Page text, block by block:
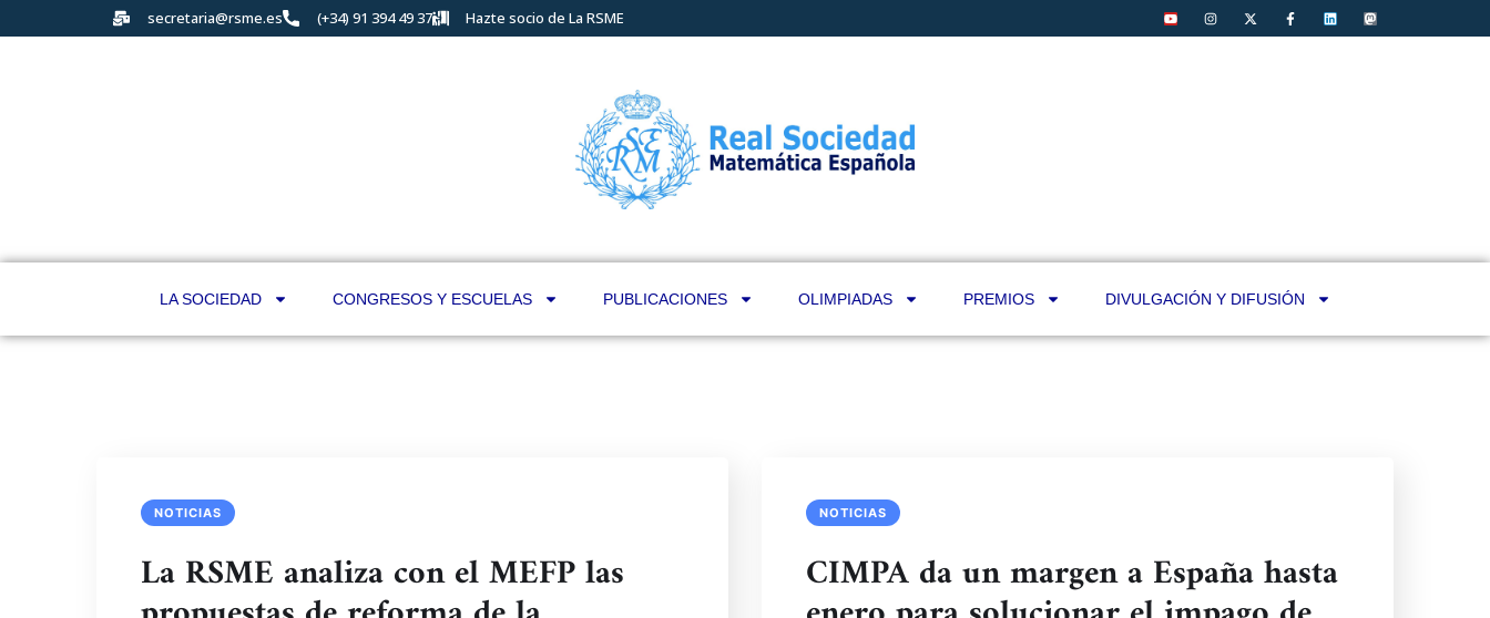
secretaria@rsme.es (+34) 91 394 49 37 Hazte socio de La RSME
LA SOCIEDAD CONGRESOS Y ESCUELAS PUBLICACIONES OLIMPIADAS PREMIOS DIVULGACIÓN Y DIFUSIÓN
NOTICIAS
La RSME analiza con el MEFP las
NOTICIAS
CIMPA da un margen a España hasta